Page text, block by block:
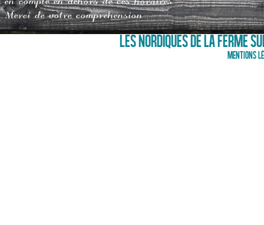
Merci de votre compréhension
LES NORDIQUES DE LA FERME
Mentions